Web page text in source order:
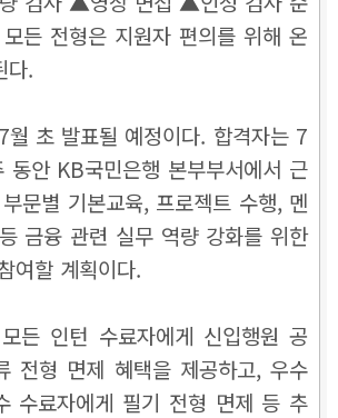
든 전형은 지원자 편의를 위해 온
다.
월 초 발표될 예정이다. 합격자는 7
안 KB국민은행 본부부서에서 근
문별 기본교육, 프로젝트 수행, 멘
금융 관련 실무 역량 강화를 위한
여할 계획이다.
든 인턴 수료자에게 신입행원 공
전형 면제 혜택을 제공하고, 우수
수료자에게 필기 전형 면제 등 추